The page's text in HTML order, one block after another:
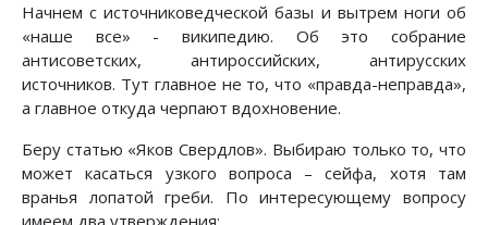
Начнем с источниковедческой базы и вытрем ноги об
«наше все» - википедию. Об это собрание
антисоветских, антироссийских, антирусских
источников. Тут главное не то, что «правда-неправда»,
а главное откуда черпают вдохновение.
Беру статью «Яков Свердлов». Выбираю только то, что
может касаться узкого вопроса – сейфа, хотя там
вранья лопатой греби. По интересующему вопросу